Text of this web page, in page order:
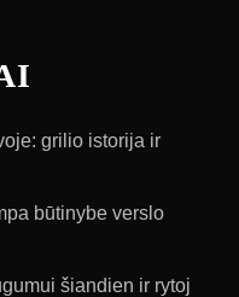
grilio istorija ir
būtinybe verslo
šiandien ir rytoj